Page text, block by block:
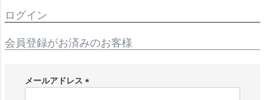
ログイン
会員登録がお済みのお客様
メールアドレス